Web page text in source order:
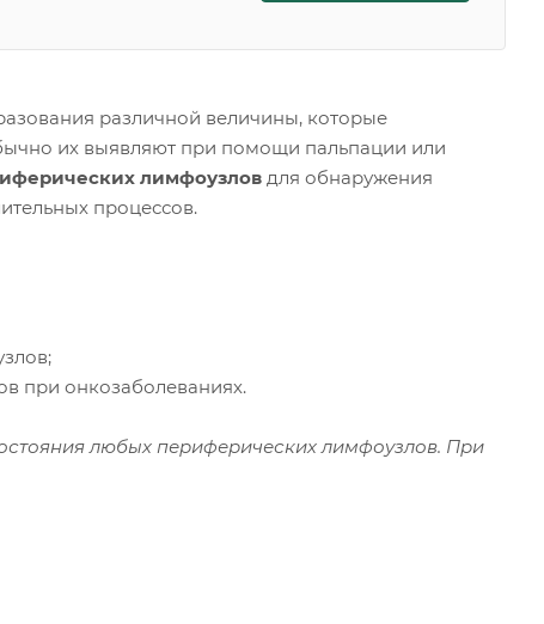
различной величины, которые
их выявляют при помощи пальпации или
лимфоузлов для обнаружения
процессов.
при онкозаболеваниях.
любых периферических лимфоузлов. При